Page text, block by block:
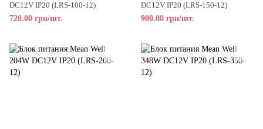
DC12V IP20 (LRS-100-12)
720.00 грн/шт.
DC12V IP20 (LRS-150-12)
900.00 грн/шт.